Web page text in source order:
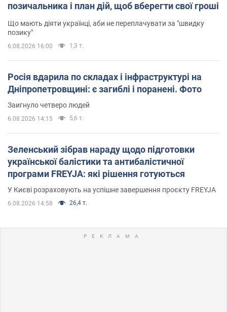
позичальника і план дій, щоб вберегти свої гроші
Що мають діяти українці, аби не переплачувати за "швидку
позику"
6.08.2026 16:00 1,3 т.
Росія вдарила по складах і інфраструктурі на
Дніпропетровщині: є загиблі і поранені. Фото
Заигнуло четверо людей
6.08.2026 14:15 5,6 т.
Зеленський зібрав нараду щодо підготовки
української балістики та антибалістичної
програми FREYJA: які рішення готуються
У Києві розраховують на успішне завершення проєкту FREYJA
6.08.2026 14:58 26,4 т.